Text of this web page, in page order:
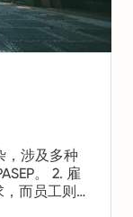
。 2. 雇
而员工则